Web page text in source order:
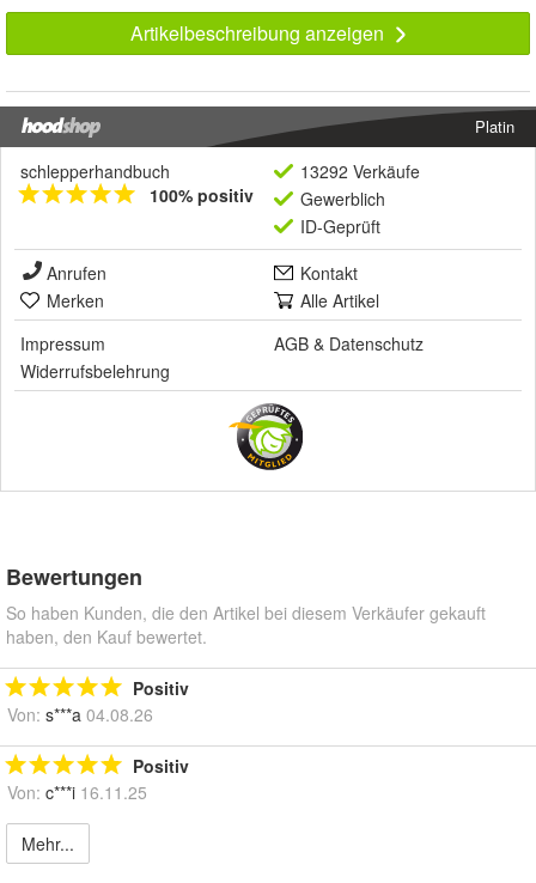
Artikelbeschreibung anzeigen
Platin
schlepperhandbuch
100% positiv
13292 Verkäufe
Gewerblich
ID-Geprüft
Anrufen
Kontakt
Merken
Alle Artikel
Impressum
AGB & Datenschutz
Widerrufsbelehrung
Bewertungen
So haben Kunden, die den Artikel bei diesem Verkäufer gekauft
haben, den Kauf bewertet.
Positiv
Von: s***a 04.08.26
Positiv
Von: c***i 16.11.25
Mehr...